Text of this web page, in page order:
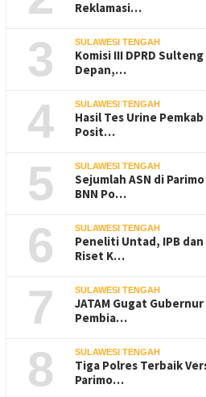
Reklamasi…
3 SULAWESI TENGAH
Komisi III DPRD
Depan,…
4 SULAWESI TENGAH
Hasil Tes Urine
Posit…
5 SULAWESI TENGAH
Sejumlah ASN di
BNN Po…
6 SULAWESI TENGAH
Peneliti Untad, IPB dan
Riset K…
7 SULAWESI TENGAH
JATAM Gugat
Pembia…
8 SULAWESI TENGAH
Tiga Polres Terbaik
Parimo…